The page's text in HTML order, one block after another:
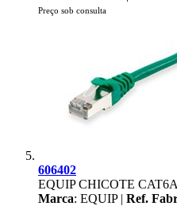
Preço sob consulta
606402
EQUIP CHICOTE
Marca: EQUIP | Ref.